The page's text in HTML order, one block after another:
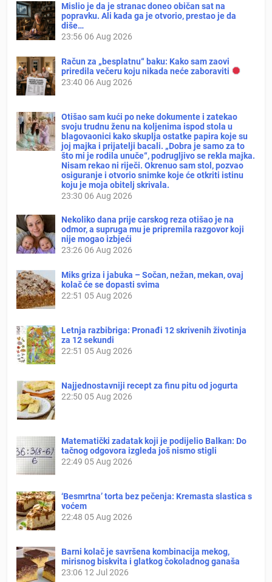
Mislio je da je stranac doneo običan sat na
popravku. Ali kada ga je otvorio, prestao je da
diše…
23:56 06 Aug 2026
Račun za „besplatnu“ baku: Kako sam zaovi
priredila večeru koju nikada neće zaboraviti
23:40 06 Aug 2026
Otišao sam kući po neke dokumente i zatekao
svoju trudnu ženu na koljenima ispod stola u
blagovaonici kako skuplja ostatke papira koje su
joj majka i prijatelji bacali. „Dobra je samo za to
što mi je rodila unuče“, podrugljivo se rekla majka.
Nisam rekao ni riječi. Okrenuo sam stol, pozvao
osiguranje i otvorio snimke koje će otkriti istinu
koju je moja obitelj skrivala.
23:30 06 Aug 2026
Nekoliko dana prije carskog reza otišao je na
odmor, a supruga mu je pripremila razgovor koji
nije mogao izbjeći
23:26 06 Aug 2026
Miks griza i jabuka – Sočan, nežan, mekan, ovaj
kolač će se dopasti svima
22:51 05 Aug 2026
Letnja razbibriga: Pronađi 12 skrivenih životinja
za 12 sekundi
22:51 05 Aug 2026
Najjednostavniji recept za finu pitu od jogurta
22:50 05 Aug 2026
Matematički zadatak koji je podijelio Balkan: Do
tačnog odgovora izgleda još nismo stigli
22:49 05 Aug 2026
‘Besmrtna’ torta bez pečenja: Kremasta slastica s
voćem
22:48 05 Aug 2026
Barni kolač je savršena kombinacija mekog,
mirisnog biskvita i glatkog čokoladnog ganaša
23:06 12 Jul 2026